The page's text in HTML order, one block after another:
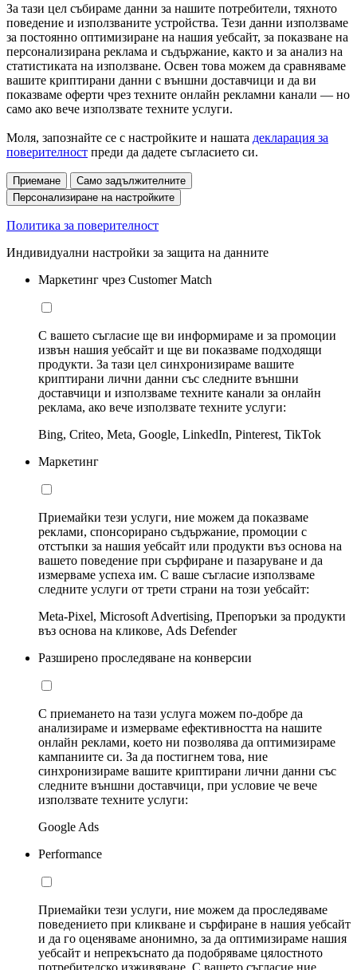
За тази цел събираме данни за нашите потребители, тяхното
поведение и използваните устройства. Тези данни използваме
за постоянно оптимизиране на нашия уебсайт, за показване на
персонализирана реклама и съдържание, както и за анализ на
статистиката на използване. Освен това можем да сравняваме
вашите криптирани данни с външни доставчици и да ви
показваме оферти чрез техните онлайн рекламни канали — но
само ако вече използвате техните услуги.
Моля, запознайте се с настройките и нашата декларация за
поверителност преди да дадете съгласието си.
Приемане
Само задължителните
Персонализиране на настройките
Политика за поверителност
Индивидуални настройки за защита на данните
Маркетинг чрез Customer Match
С вашето съгласие ще ви информираме и за промоции
извън нашия уебсайт и ще ви показваме подходящи
продукти. За тази цел синхронизираме вашите
криптирани лични данни със следните външни
доставчици и използваме техните канали за онлайн
реклама, ако вече използвате техните услуги:
Bing, Criteo, Meta, Google, LinkedIn, Pinterest, TikTok
Маркетинг
Приемайки тези услуги, ние можем да показваме
реклами, спонсорирано съдържание, промоции с
отстъпки за нашия уебсайт или продукти въз основа на
вашето поведение при сърфиране и пазаруване и да
измерваме успеха им. С ваше съгласие използваме
следните услуги от трети страни на този уебсайт:
Meta-Pixel, Microsoft Advertising, Препоръки за продукти
въз основа на кликове, Ads Defender
Разширено проследяване на конверсии
С приемането на тази услуга можем по-добре да
анализираме и измерваме ефективността на нашите
онлайн реклами, което ни позволява да оптимизираме
кампаниите си. За да постигнем това, ние
синхронизираме вашите криптирани лични данни със
следните външни доставчици, при условие че вече
използвате техните услуги:
Google Ads
Performance
Приемайки тези услуги, ние можем да проследяваме
поведението при кликване и сърфиране в нашия уебсайт
и да го оценяваме анонимно, за да оптимизираме нашия
уебсайт и непрекъснато да подобряваме цялостното
потребителско изживяване. С вашето съгласие ние